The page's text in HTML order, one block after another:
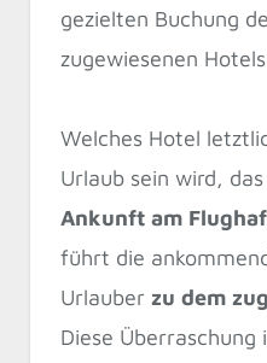
gezielten Buchung
zugewiesenen
Welches Hotel
Urlaub sein wird,
Ankunft am
führt die
Urlauber zu dem
Diese